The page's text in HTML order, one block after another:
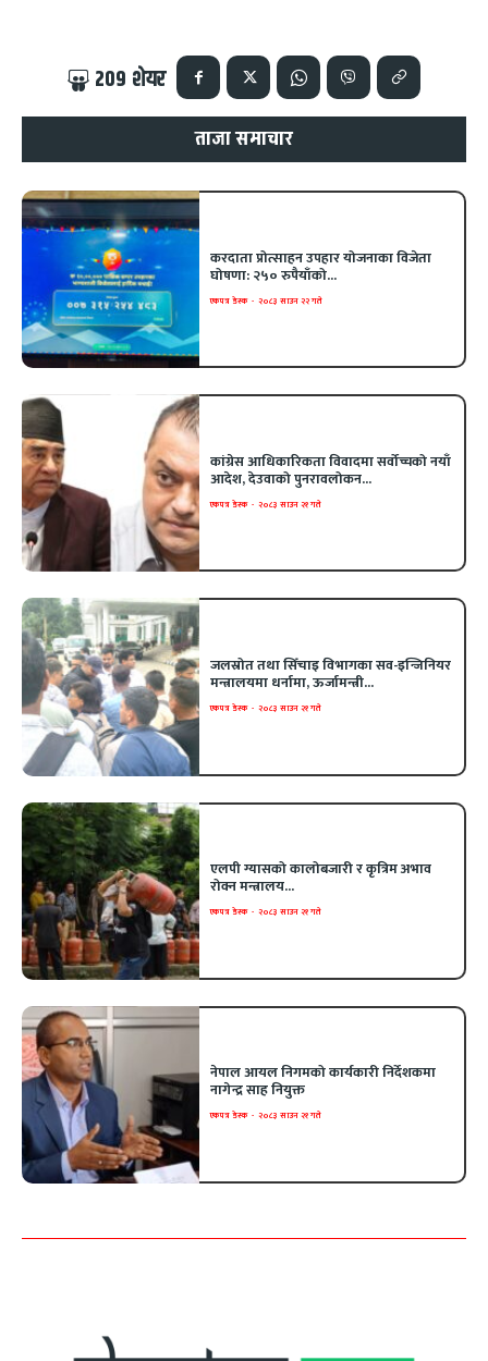
209 शेयर
ताजा समाचार
करदाता प्रोत्साहन उपहार योजनाका विजेता
घोषणा: २५० रुपैयाँको...
एकपत्र डेस्क - २०८३ साउन २२ गते
कांग्रेस आधिकारिकता विवादमा सर्वोच्चको नयाँ
आदेश, देउवाको पुनरावलोकन...
एकपत्र डेस्क - २०८३ साउन २१ गते
जलस्रोत तथा सिँचाइ विभागका सव-इन्जिनियर
मन्त्रालयमा धर्नामा, ऊर्जामन्त्री...
एकपत्र डेस्क - २०८३ साउन २१ गते
एलपी ग्यासको कालोबजारी र कृत्रिम अभाव
रोक्न मन्त्रालय...
एकपत्र डेस्क - २०८३ साउन २१ गते
नेपाल आयल निगमको कार्यकारी निर्देशकमा
नागेन्द्र साह नियुक्त
एकपत्र डेस्क - २०८३ साउन २१ गते